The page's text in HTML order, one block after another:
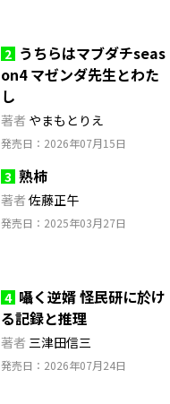
2 うちらはマブダチseas
on4 マゼンダ先生とわた
し
著者 やまもとりえ
発売日：2026年07月15日
3 熟柿
著者 佐藤正午
発売日：2025年03月27日
4 囁く逆婿 怪民研に於け
る記録と推理
著者 三津田信三
発売日：2026年07月24日